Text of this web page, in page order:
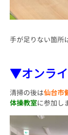
手が足りない箇所
▼オンラ
清掃の後は仙台市
体操教室に参加し